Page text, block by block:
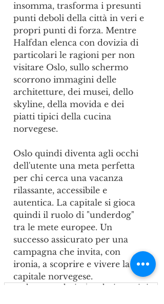
insomma, trasforma i presunti
punti deboli della città in veri e
propri punti di forza. Mentre
Halfdan elenca con dovizia di
particolari le ragioni per non
visitare Oslo, sullo schermo
scorrono immagini delle
architetture, dei musei, dello
skyline, della movida e dei
piatti tipici della cucina
norvegese.
Oslo quindi diventa agli occhi
dell'utente una meta perfetta
per chi cerca una vacanza
rilassante, accessibile e
autentica. La capitale si gioca
quindi il ruolo di "underdog"
tra le mete europee. Un
successo assicurato per una
campagna che invita, con
ironia, a scoprire e vivere la
capitale norvegese.
consulenza marketing
marketing turistico